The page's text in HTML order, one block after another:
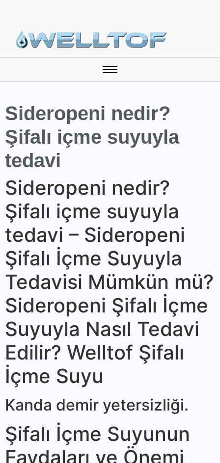
Sideropeni nedir?
Şifalı içme suyuyla
tedavi
Sideropeni nedir?
Şifalı içme suyuyla
tedavi – Sideropeni
Şifalı İçme Suyuyla
Tedavisi Mümkün mü?
Sideropeni Şifalı İçme
Suyuyla Nasıl Tedavi
Edilir? Welltof Şifalı
İçme Suyu
Kanda demir ye­tersizliği.
Şifalı İçme Suyunun
Faydaları ve Önemi